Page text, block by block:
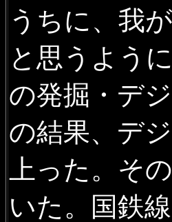
2020年8月3
の遊覧鉄道跡
2020年6月8
2020年6月5
2020年5月
2020年5月
景 動画に動
うちに、我
と思うよう
の発掘・デ
の結果、デ
上った。そ
いた。国鉄